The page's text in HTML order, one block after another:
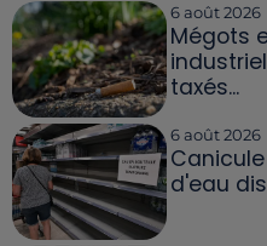
6 août 2026
Mégots
taxés...
6 août 2026
d'eau